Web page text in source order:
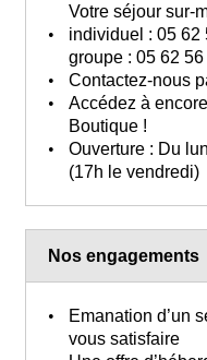
Votre séjour sur-
individuel :05 62
groupe :05 62 56
Contactez-nous
Accédez à
Boutique !
Ouverture : Du
(17h le vendredi)
Nos engagements
Emanation d’un
vous satisfaire